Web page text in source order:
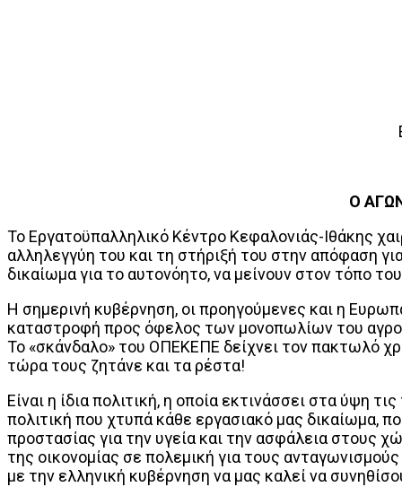
Ο
Το Εργατοϋπαλληλικό Κέντρο Κεφαλονιάς-Ιθάκης
αλληλεγγύη του και τη στήριξή του στην απόφαση
δικαίωμα για το αυτονόητο, να μείνουν στον τόπο
Η σημερινή κυβέρνηση, οι προηγούμενες και η
καταστροφή προς όφελος των μονοπωλίων του
Το «σκάνδαλο» του ΟΠΕΚΕΠΕ δείχνει τον πακτωλό
τώρα τους ζητάνε και τα ρέστα!
Είναι η ίδια πολιτική, η οποία εκτινάσσει στα ύψη
πολιτική που χτυπά κάθε εργασιακό μας δικαίωμα,
προστασίας για την υγεία και την ασφάλεια στους
της οικονομίας σε πολεμική για τους
με την ελληνική κυβέρνηση να μας καλεί να